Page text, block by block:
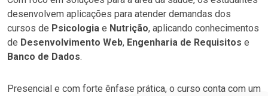
desenvolvem aplicações para atender demandas dos
cursos de Psicologia e Nutrição, aplicando conhecimentos
de Desenvolvimento Web, Engenharia de Requisitos e
Banco de Dados.
Presencial e com forte ênfase prática, o curso conta com um